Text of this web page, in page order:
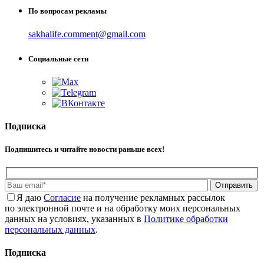
По вопросам рекламы
sakhalife.comment@gmail.com
Социальные сети
Подписка
Подпишитесь и читайте новости раньше всех!
Отправить
Я даю Cогласие на получение рекламных рассылок
по электронной почте и на обработку моих персональных
данных на условиях, указанных в Политике обработки
персональных данных.
Подписка